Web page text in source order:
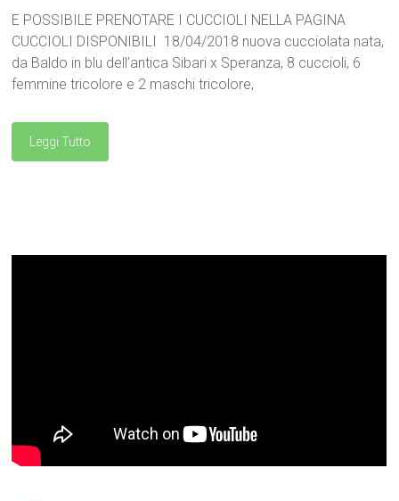
E POSSIBILE PRENOTARE I CUCCIOLI NELLA PAGINA
CUCCIOLI DISPONIBILI 18/04/2018 nuova cucciolata nata,
da Baldo in blu dell’antica Sibari x Speranza, 8 cuccioli, 6
femmine tricolore e 2 maschi tricolore,
Leggi Tutto